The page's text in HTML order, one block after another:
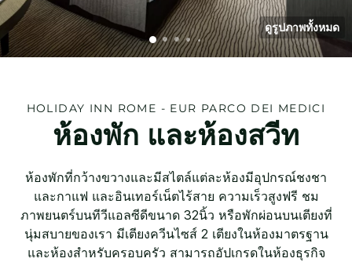
ดูรูปภาพทั้งหมด
HOLIDAY INN ROME - EUR PARCO DEI MEDICI
ห้องพัก และห้องสวีท
ห้องพักที่กว้างขวางและมีสไตล์แต่ละห้องมีอุปกรณ์ชงชา
และกาแฟ และอินเทอร์เน็ตไร้สาย ความเร็วสูงฟรี ชม
ภาพยนตร์บนทีวีแอลซีดีขนาด 32นิ้ว หรือพักผ่อนบนเตียงที่
นุ่มสบายของเรา มีเตียงควีนไซส์ 2 เตียงในห้องมาตรฐาน
และห้องสำหรับครอบครัว สามารถอัปเกรดในห้องธุรกิจ